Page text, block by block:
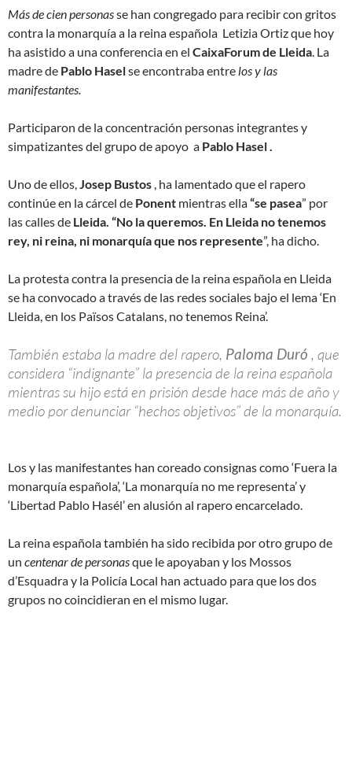
Más de cien personasse han congregado para recibir con gritos
contra la monarquía a la reina española Letizia Ortiz que hoy
ha asistido a una conferencia en el CaixaForum de Lleida. La
madre de Pablo Haselse encontraba entre los y las
manifestantes.
Participaron de la concentración personas integrantes y
simpatizantes del grupo de apoyo a Pablo Hasel .
Uno de ellos,Josep Bustos , ha lamentado que el rapero
continúe en la cárcel de Ponent mientras ella“se pasea” por
las calles de Lleida. “No la queremos. En Lleida no tenemos
rey, ni reina, ni monarquía que nos represente”, ha dicho.
La protesta contra la presencia de la reina española en Lleida
se ha convocado a través de las redes sociales bajo el lema ‘En
Lleida, en los Països Catalans, no tenemos Reina’.
También estaba la madre del rapero, Paloma Duró , que
considera “indignante” la presencia de la reina española
mientras su hijo está en prisión desde hace más de año y
medio por denunciar “hechos objetivos” de la monarquía.
Los y las manifestantes han coreado consignas como ‘Fuera la
monarquía española’, ‘La monarquía no me representa’ y
‘Libertad Pablo Hasél’ en alusión al rapero encarcelado.
La reina española también ha sido recibida por otro grupo de
un centenar de personasque le apoyaban y los Mossos
d’Esquadra y la Policía Local han actuado para que los dos
grupos no coincidieran en el mismo lugar.